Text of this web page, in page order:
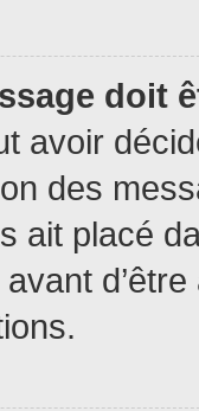
doit
avoir
des
ait placé